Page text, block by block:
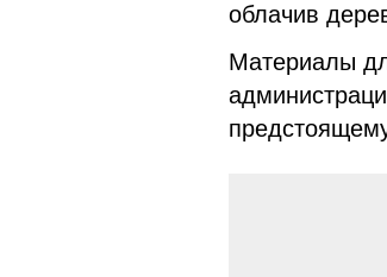
облачив
Материалы